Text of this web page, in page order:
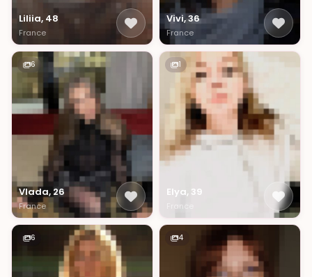
Liliia, 48
France
Vivi, 36
France
6
Vlada, 26
France
1
Elya, 39
France
6 4